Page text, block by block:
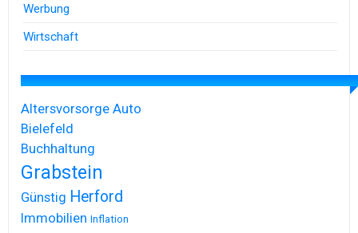
Werbung
Wirtschaft
Altersvorsorge Auto
Bielefeld
Buchhaltung
Grabstein
Günstig Herford
Immobilien Inflation